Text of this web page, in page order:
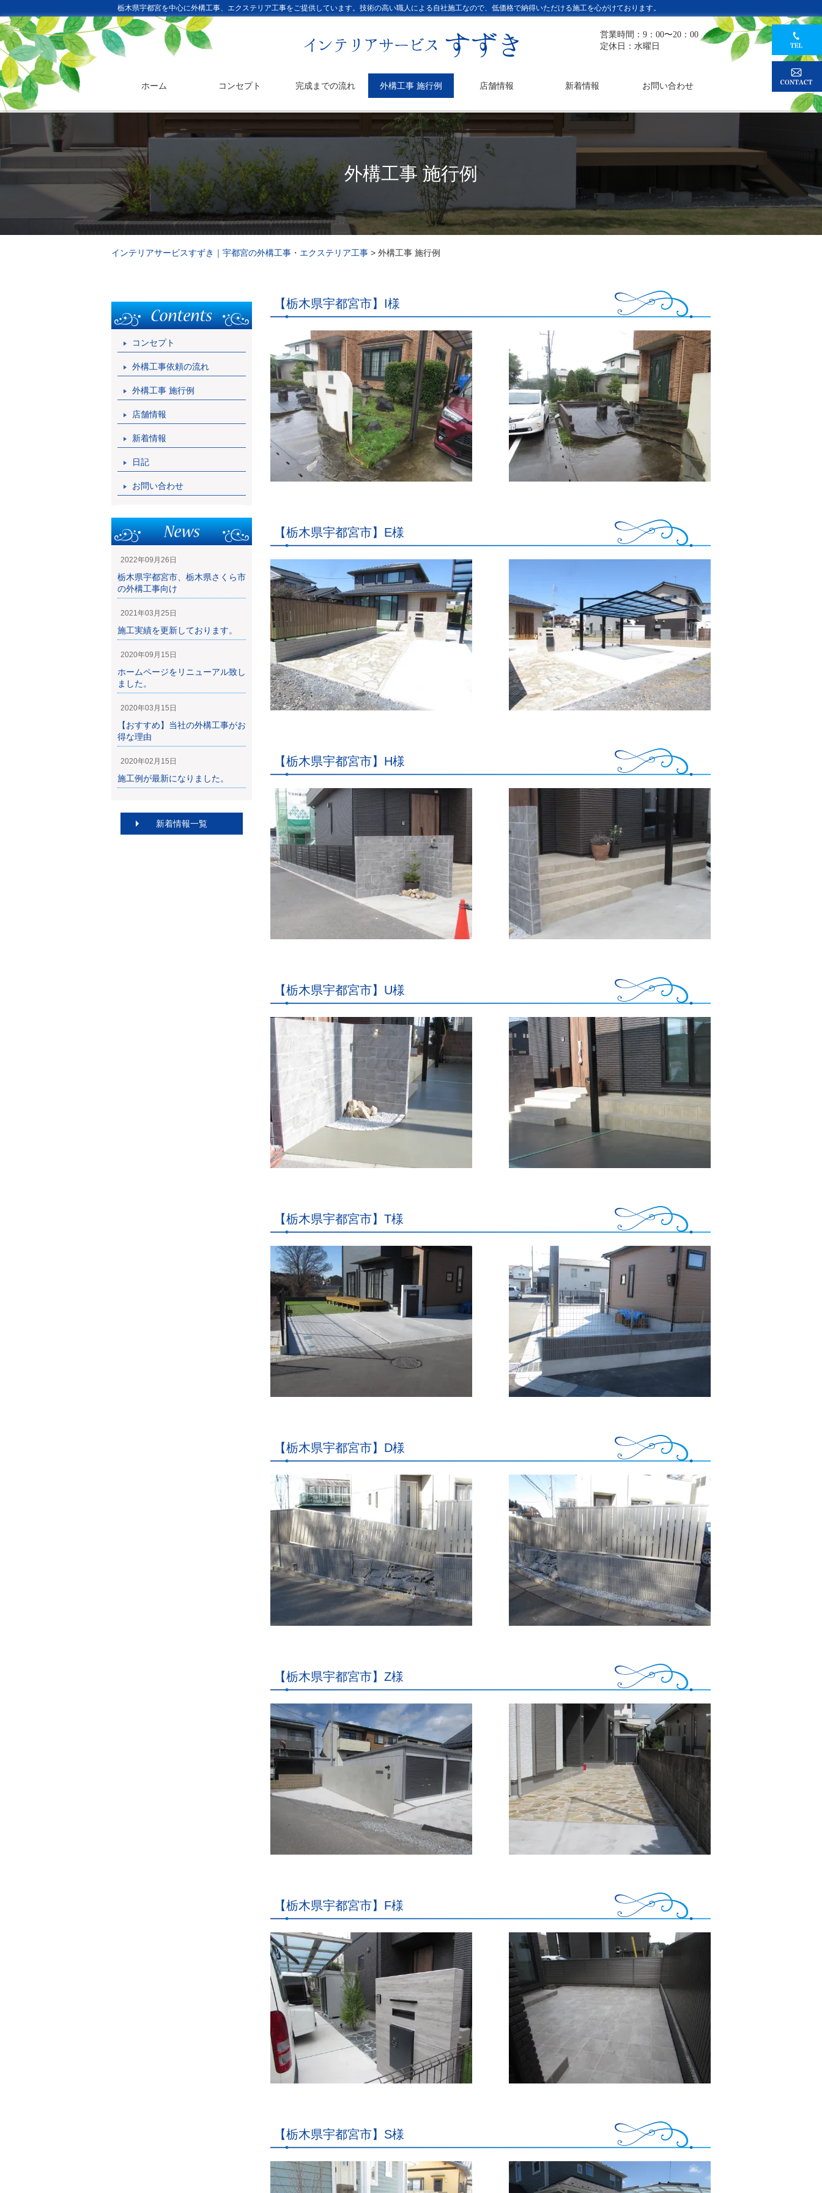
栃木県宇都宮を中心に外構工事、エクステリア工事をご提供しています。技術の高い職人による自社施工なので、低価格で納得いただける施工を心がけております。
営業時間：9：00〜20：00
定休日：水曜日
ホーム コンセプト 完成までの流れ 外構工事 施行例 店舗情報 新着情報 お問い合わせ
外構工事 施行例
インテリアサービスすずき｜宇都宮の外構工事・エクステリア工事 > 外構工事 施行例
【栃木県宇都宮市】I様
【栃木県宇都宮市】E様
【栃木県宇都宮市】H様
【栃木県宇都宮市】U様
【栃木県宇都宮市】T様
【栃木県宇都宮市】D様
【栃木県宇都宮市】Z様
【栃木県宇都宮市】F様
【栃木県宇都宮市】S様
コンセプト
外構工事依頼の流れ
外構工事 施行例
店舗情報
新着情報
日記
お問い合わせ
2022年09月26日
栃木県宇都宮市、栃木県さくら市
の外構工事向け
2021年03月25日
施工実績を更新しております。
2020年09月15日
ホームページをリニューアル致し
ました。
2020年03月15日
【おすすめ】当社の外構工事がお
得な理由
2020年02月15日
施工例が最新になりました。
新着情報一覧